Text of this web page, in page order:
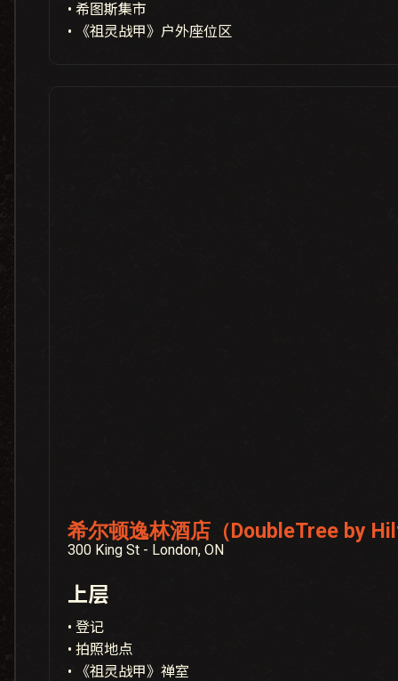
• 希图斯集市
• 《祖灵战甲》户外座位区
希尔顿逸林酒店（DoubleTree by
300 King St - London, ON
上层
• 登记
• 拍照地点
• 《祖灵战甲》禅室